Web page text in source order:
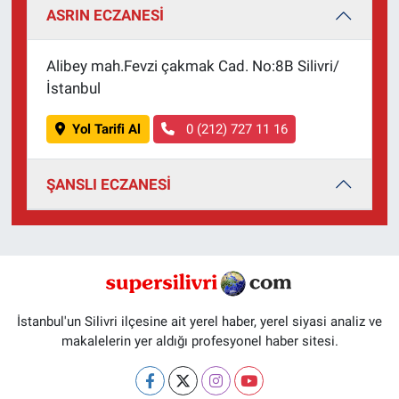
ASRIN ECZANESİ
Alibey mah.Fevzi çakmak Cad. No:8B Silivri/
İstanbul
Yol Tarifi Al 0 (212) 727 11 16
ŞANSLI ECZANESİ
İstanbul'un Silivri ilçesine ait yerel haber, yerel siyasi analiz ve
makalelerin yer aldığı profesyonel haber sitesi.